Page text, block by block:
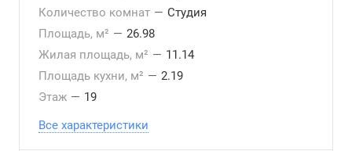
Количество комнат — Студия
Площадь, м² — 26.98
Жилая площадь, м² — 11.14
Площадь кухни, м² — 2.19
Этаж — 19
Все характеристики